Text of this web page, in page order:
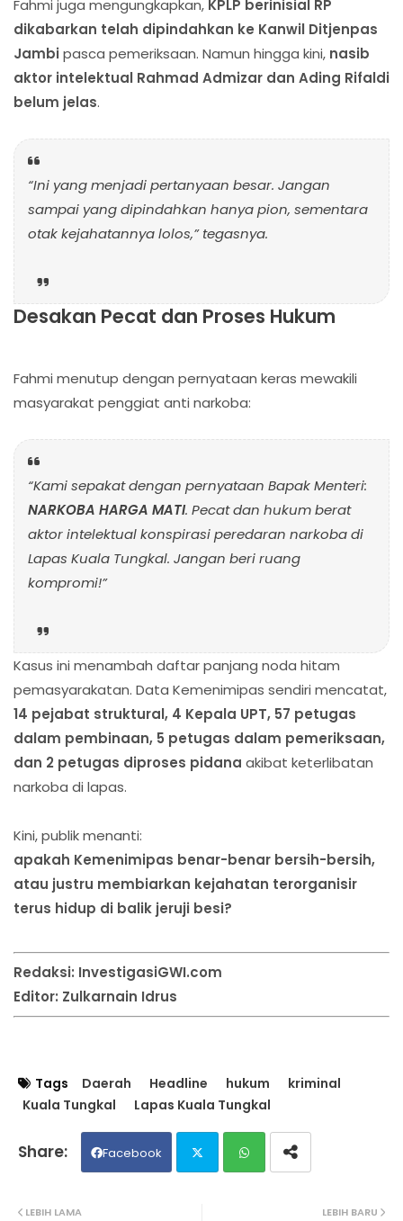
Fahmi juga mengungkapkan, KPLP berinisial RP
dikabarkan telah dipindahkan ke Kanwil Ditjenpas
Jambipasca pemeriksaan. Namun hingga kini, nasib
aktor intelektual Rahmad Admizar dan Ading Rifaldi
belum jelas.
“Ini yang menjadi pertanyaan besar. Jangan
sampai yang dipindahkan hanya pion, sementara
otak kejahatannya lolos,”tegasnya.
Desakan Pecat dan Proses Hukum
Fahmi menutup dengan pernyataan keras mewakili
masyarakat penggiat anti narkoba:
“Kami sepakat dengan pernyataan Bapak Menteri:
NARKOBA HARGA MATI. Pecat dan hukum berat
aktor intelektual konspirasi peredaran narkoba di
Lapas Kuala Tungkal. Jangan beri ruang
kompromi!”
Kasus ini menambah daftar panjang noda hitam
pemasyarakatan. Data Kemenimipas sendiri mencatat,
14 pejabat struktural, 4 Kepala UPT, 57 petugas
dalam pembinaan, 5 petugas dalam pemeriksaan,
dan 2 petugas diproses pidana akibat keterlibatan
narkoba di lapas.
Kini, publik menanti:
apakah Kemenimipas benar-benar bersih-bersih,
atau justru membiarkan kejahatan terorganisir
terus hidup di balik jeruji besi?
Redaksi: InvestigasiGWI.com
Editor: Zulkarnain Idrus
Tags Daerah Headline hukum
kriminal
Kuala Tungkal
Lapas Kuala Tungkal
Facebook
LEBIH BARU
LEBIH LAMA